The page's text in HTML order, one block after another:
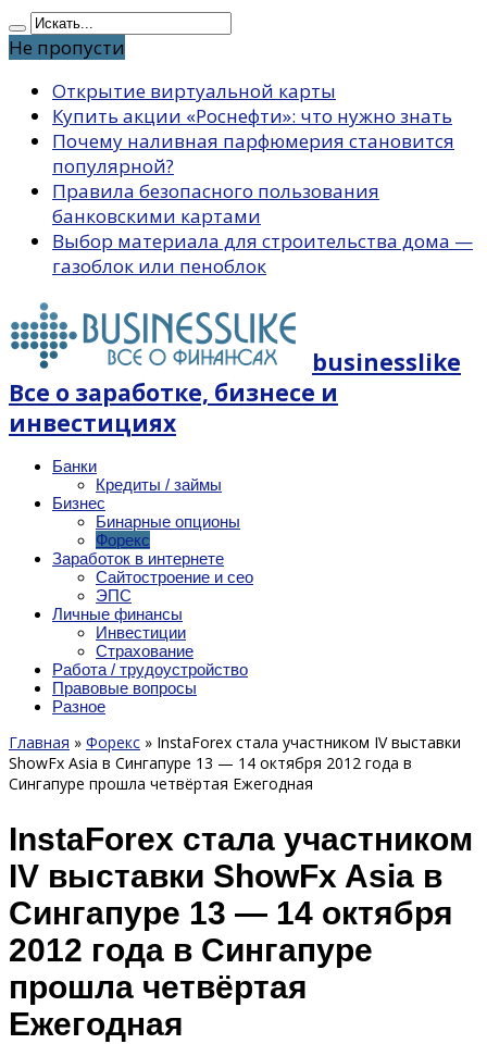
Не пропусти
Открытие виртуальной карты
Купить акции «Роснефти»: что нужно знать
Почему наливная парфюмерия становится
популярной?
Правила безопасного пользования
банковскими картами
Выбор материала для строительства дома —
газоблок или пеноблок
businesslike
Все о заработке, бизнесе и
инвестициях
Банки
Кредиты / займы
Бизнес
Бинарные опционы
Форекс
Заработок в интернете
Сайтостроение и сео
ЭПС
Личные финансы
Инвестиции
Страхование
Работа / трудоустройство
Правовые вопросы
Разное
Главная » Форекс » InstaForex стала участником IV выставки
ShowFx Asia в Сингапуре 13 — 14 октября 2012 года в
Сингапуре прошла четвёртая Ежегодная
InstaForex стала участником
IV выставки ShowFx Asia в
Сингапуре 13 — 14 октября
2012 года в Сингапуре
прошла четвёртая
Ежегодная